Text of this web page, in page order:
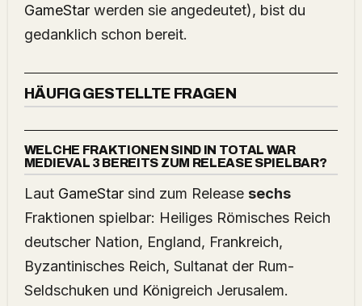
GameStarwerden sie angedeutet), bist du
gedanklich schon bereit.
HÄUFIG GESTELLTE FRAGEN
WELCHE FRAKTIONEN SIND IN TOTAL WAR
MEDIEVAL 3 BEREITS ZUM RELEASE SPIELBAR?
Laut GameStarsind zum Release sechs
Fraktionen spielbar: Heiliges Römisches Reich
deutscher Nation, England, Frankreich,
Byzantinisches Reich, Sultanat der Rum-
Seldschuken und Königreich Jerusalem.